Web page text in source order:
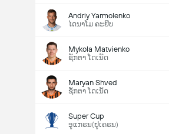
Andriy Yarmolenko
ໄດນາໂມ ຄະຢີບ
Mykola Matvienko
ຊັກຕາ ໂດເນັດ
Maryan Shved
ຊັກຕາ ໂດເນັດ
Super Cup
ອູແກຣນ(ຢູເຄຣນ)